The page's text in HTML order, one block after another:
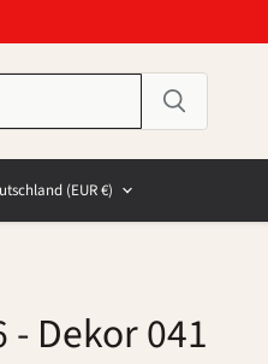
(EUR €)
- Dekor 041